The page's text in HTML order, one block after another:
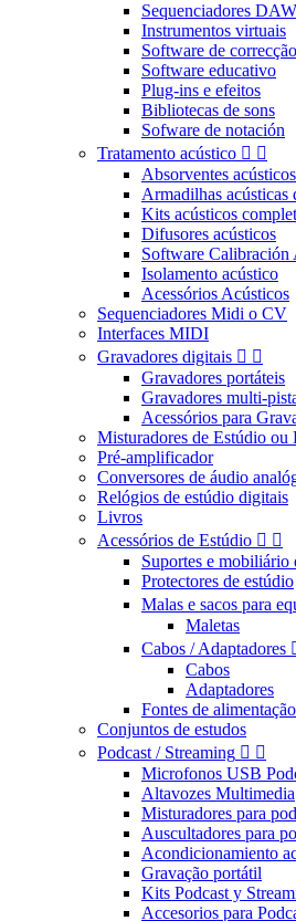
Sequenciadores DAW
Instrumentos virtuais
Software de
Software educativo
Plug-ins e efeitos
Bibliotecas de sons
Sofware de notación
Tratamento acústico  
Absorventes acústicos
Armadilhas acústicas
Kits acústicos
Difusores acústicos
Software Calibración
Isolamento acústico
Acessórios Acústicos
Sequenciadores Midi o CV
Interfaces MIDI
Gravadores digitais  
Gravadores portáteis
Gravadores multi-
Acessórios para
Misturadores de Estúdio ou
Pré-amplificador
Conversores de áudio
Relógios de estúdio digitais
Livros
Acessórios de Estúdio  
Suportes e mobiliário
Protectores de estúdio
Malas e sacos para
Maletas
Cabos / Adaptadores
Cabos
Adaptadores
Fontes de
Conjuntos de estudos
Podcast / Streaming  
Microfonos USB
Altavozes Multimedia
Misturadores para
Auscultadores para
Acondicionamiento
Gravação portátil
Kits Podcast y
Accesorios para